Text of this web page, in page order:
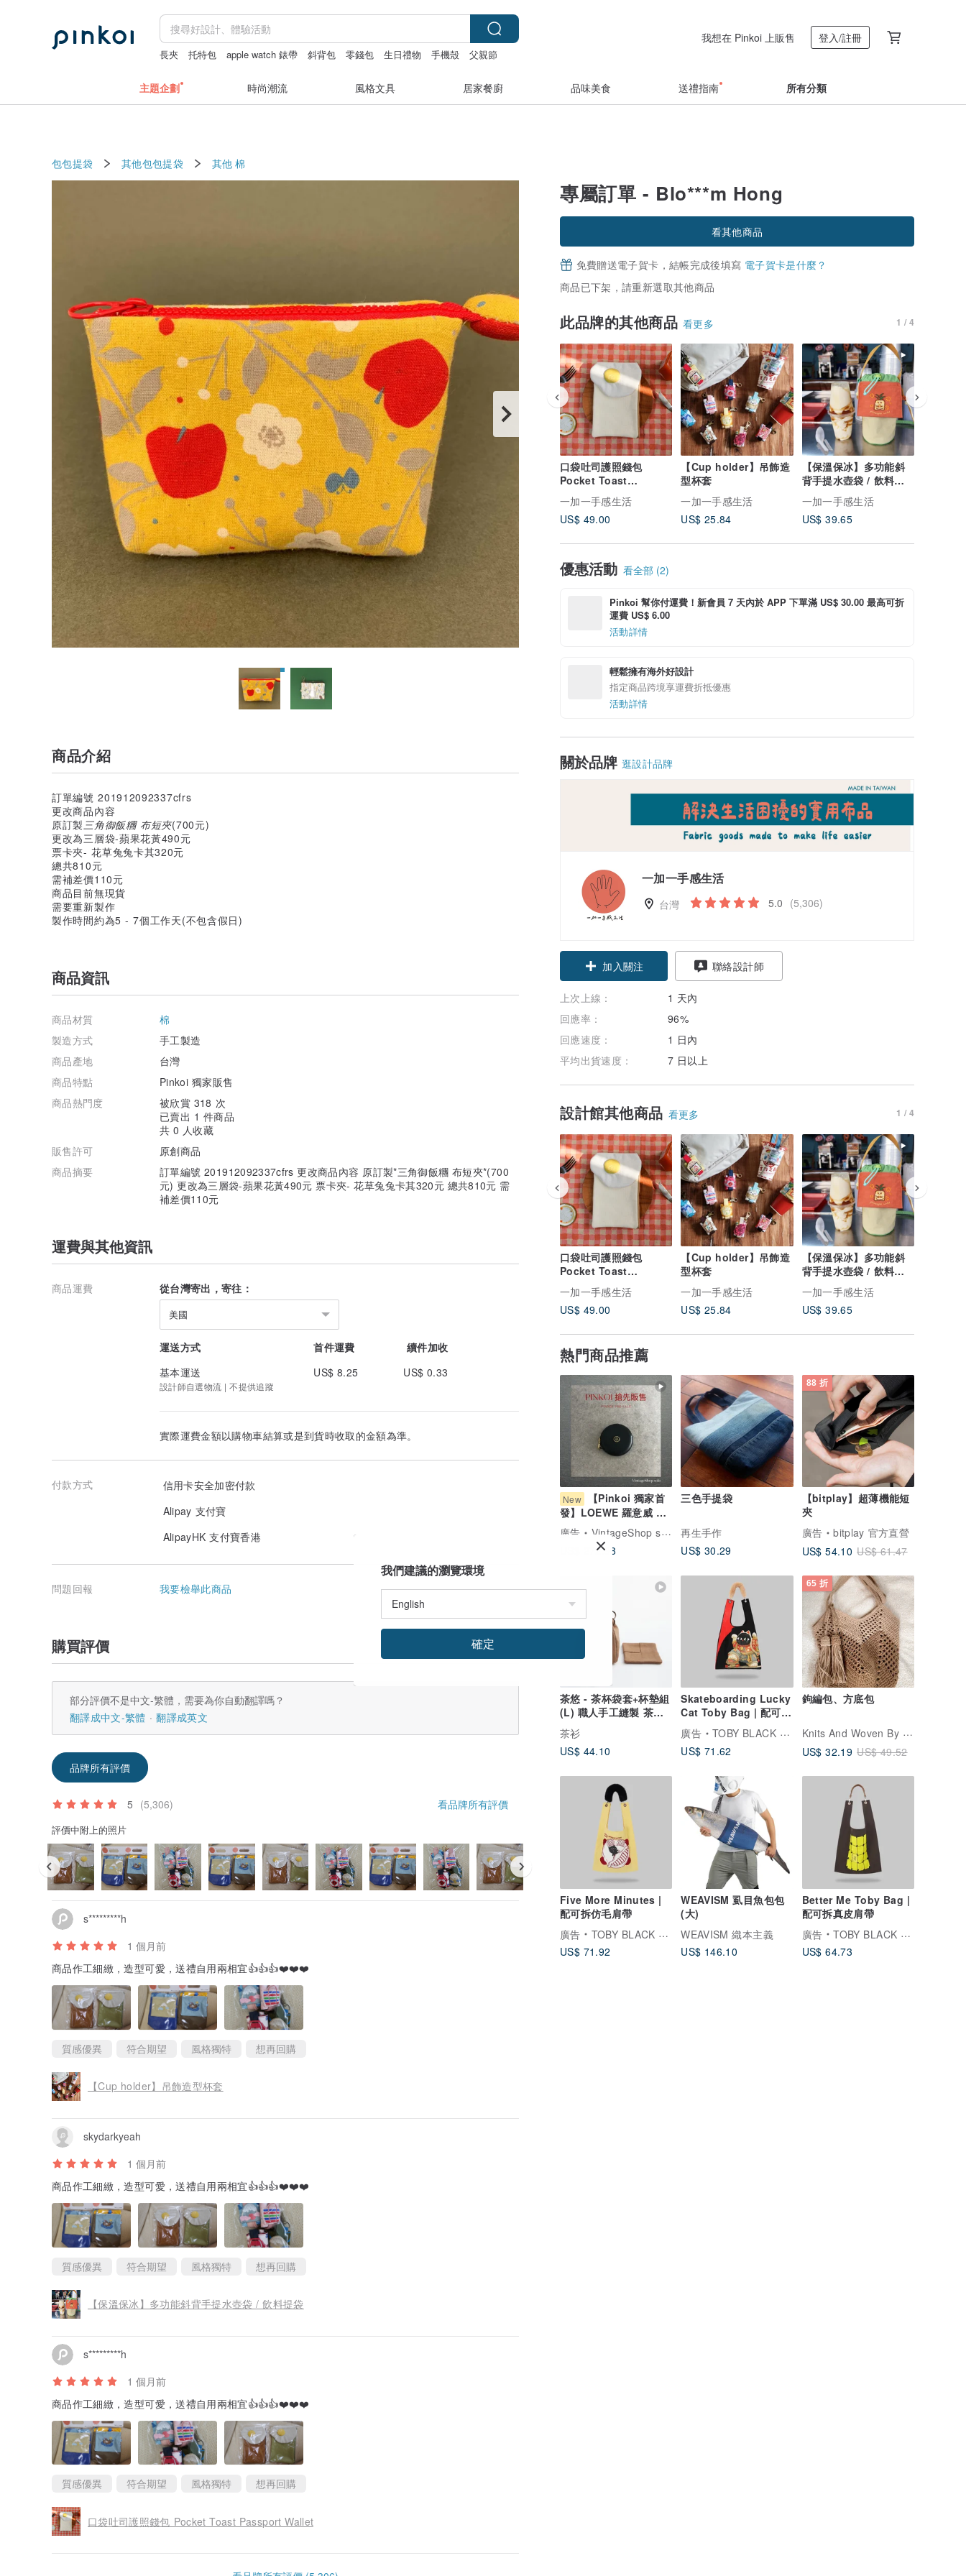
長夾 托特包 apple watch 錶帶 斜背包 零錢包 生日禮物 手機殼 父親節
我想在 Pinkoi 上販售 登入/註冊
主題企劃 時尚潮流 風格文具 居家餐廚 品味美食 送禮指南 所有分類
包包提袋 其他包包提袋 其他 棉
專屬訂單 - Blo***m Hong
看其他商品
免費贈送電子賀卡，結帳完成後填寫 電子賀卡是什麼？
商品已下架，請重新選取其他商品
此品牌的其他商品 看更多 1 / 4
口袋吐司護照錢包
Pocket Toast
Passport Wallet
一加一手感生活
US$ 49.00
【Cup holder】吊飾造
型杯套
一加一手感生活
US$ 25.84
【保溫保冰】多功能斜
背手提水壺袋 / 飲料提
一加一手感生活
US$ 39.65
優惠活動 看全部 (2)
Pinkoi 幫你付運費！新會員 7 天內於 APP 下單滿 US$ 30.00 最高可折
運費 US$ 6.00
活動詳情
輕鬆擁有海外好設計
指定商品跨境享運費折抵優惠
活動詳情
關於品牌 逛設計品牌
一加一手感生活
台灣 5.0 (5,306)
加入關注 聯絡設計師
上次上線：
1 天內
回應率：
96%
回應速度：
1 日內
平均出貨速度：
7 日以上
設計館其他商品 看更多 1 / 4
口袋吐司護照錢包
Pocket Toast
Passport Wallet
一加一手感生活
US$ 49.00
【Cup holder】吊飾造
型杯套
一加一手感生活
US$ 25.84
【保溫保冰】多功能斜
背手提水壺袋 / 飲料提
一加一手感生活
US$ 39.65
熱門商品推薦
New
【Pinkoi 獨家首
發】LOEWE 羅意威 錢
包 黑色 Anagram 字母
壓紋 皮革 零錢包
vintage 復古 舊款
廣告
VintageShop solo 日本直送中古包專賣店
US$ 272.98
三色手提袋
再生手作
US$ 30.29
88 折
【bitplay】超薄機能短
夾
廣告
bitplay 官方直營
US$ 54.10 US$ 61.47
茶悠 - 茶杯袋套+杯墊組
(L) 職人手工縫製 茶人
茶道具 台灣製
茶衫
US$ 44.10
Skateboarding Lucky
Cat Toby Bag | 配可拆
仿毛肩帶
廣告
TOBY BLACK 托比小黑
US$ 71.62
65 折
鉤編包、方底包
Knits And Woven By Oom
US$ 32.19 US$ 49.52
Five More Minutes |
配可拆仿毛肩帶
廣告
TOBY BLACK 托比小黑
US$ 71.92
WEAVISM 虱目魚包包
(大)
WEAVISM 織本主義
US$ 146.10
Better Me Toby Bag |
配可拆真皮肩帶
廣告
TOBY BLACK 托比小黑
US$ 64.73
商品介紹
訂單編號 201912092337cfrs
更改商品內容
原訂製 三角御飯糰 布短夾(700元)
更改為三層袋-蘋果花黃490元
票卡夾- 花草兔兔卡其320元
總共810元
需補差價110元
商品目前無現貨
需要重新製作
製作時間約為5 - 7個工作天(不包含假日)
商品資訊
商品材質
棉
製造方式
手工製造
商品產地
台灣
商品特點
Pinkoi 獨家販售
商品熱門度
被欣賞 318 次
已賣出 1 件商品
共 0 人收藏
販售許可
原創商品
商品摘要
訂單編號 201912092337cfrs 更改商品內容 原訂製*三角御飯糰 布短夾*(700
元) 更改為三層袋-蘋果花黃490元 票卡夾- 花草兔兔卡其320元 總共810元 需
補差價110元
運費與其他資訊
商品運費 從台灣寄出，寄往：
美國
運送方式 首件運費
續件加收
基本運送
US$ 8.25 US$ 0.33
設計師自選物流 | 不提供追蹤
實際運費金額以購物車結算或是到貨時收取的金額為準。
付款方式
信用卡安全加密付款
Alipay 支付寶
AlipayHK 支付寶香港
問題回報 我要檢舉此商品
購買評價
部分評價不是中文-繁體，需要為你自動翻譯嗎？
翻譯成中文-繁體
翻譯成英文
品牌所有評價
5 (5,306) 看品牌所有評價
評價中附上的照片
s*********h
1 個月前
商品作工細緻，造型可愛，送禮自用兩相宜👍👍👍❤️❤️❤️
質感優異 符合期望 風格獨特 想再回購
【Cup holder】吊飾造型杯套
skydarkyeah
1 個月前
商品作工細緻，造型可愛，送禮自用兩相宜👍👍👍❤️❤️❤️
質感優異 符合期望 風格獨特 想再回購
【保溫保冰】多功能斜背手提水壺袋 / 飲料提袋
s*********h
1 個月前
商品作工細緻，造型可愛，送禮自用兩相宜👍👍👍❤️❤️❤️
質感優異 符合期望 風格獨特 想再回購
口袋吐司護照錢包 Pocket Toast Passport Wallet
我們建議的瀏覽環境
確定